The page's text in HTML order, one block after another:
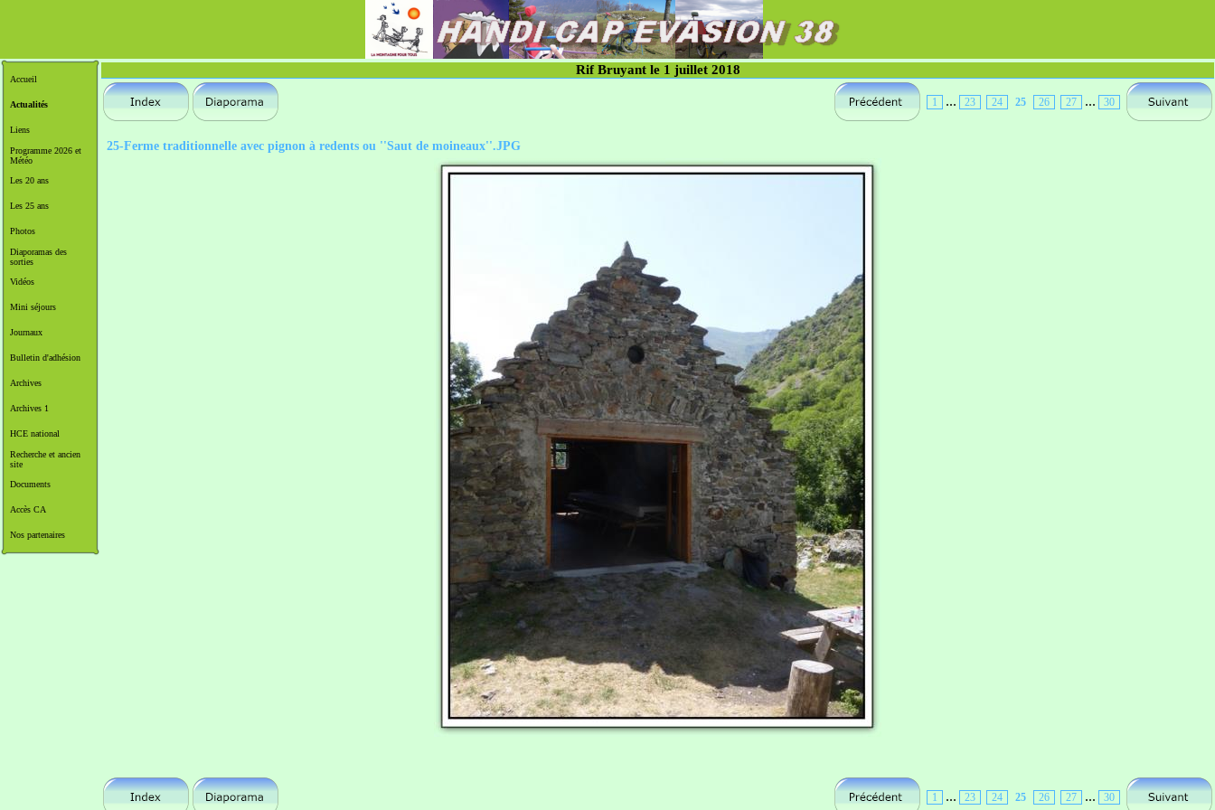
Accueil
Actualités
Liens
Programme 2026 et
Météo
Les 20 ans
Les 25 ans
Photos
Diaporamas des
sorties
Vidéos
Mini séjours
Journaux
Bulletin d'adhésion
Archives
Archives 1
HCE national
Recherche et ancien
site
Documents
Accès CA
Nos partenaires
Rif Bruyant le 1 juillet 2018
1 ... 23 24 25 26 27 ... 30
25-Ferme traditionnelle avec pignon à redents ou ''Saut de moineaux''.JPG
1 ... 23 24 25 26 27 ... 30